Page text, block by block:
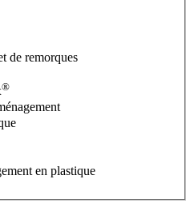
de remorques
®
en plastique